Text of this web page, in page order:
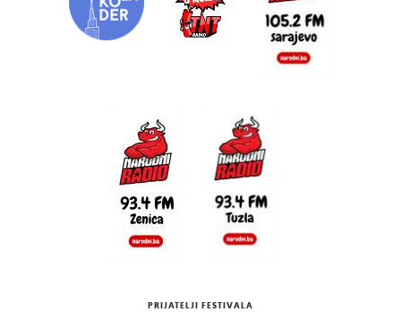
PRIJATELJI FESTIVALA